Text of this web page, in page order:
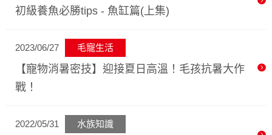
初級養魚必勝tips - 魚缸篇(上集)
2023/06/27 毛寵生活
【寵物消暑密技】迎接夏日高溫！毛孩抗暑大作
戰！
2022/05/31 水族知識